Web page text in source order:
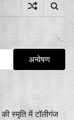
अन्वेषण
की स्मृति में टॉलीगंज